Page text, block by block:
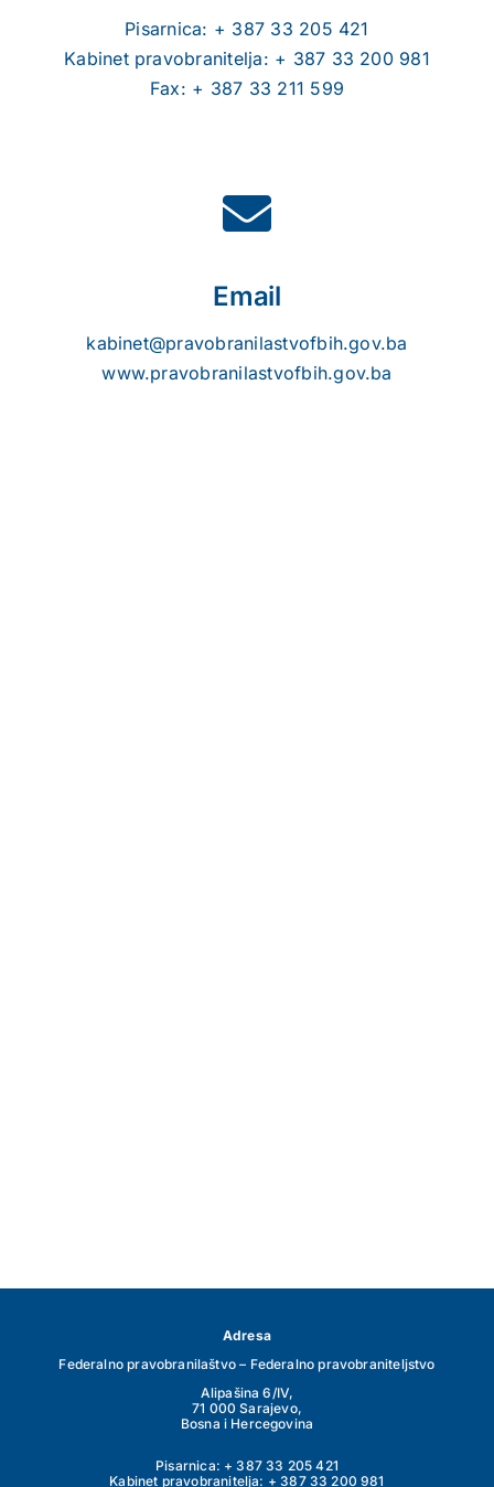
Pisarnica: + 387 33 205 421
Kabinet pravobranitelja: + 387 33 200 981
Fax: + 387 33 211 599
Email
kabinet@pravobranilastvofbih.gov.ba
www.pravobranilastvofbih.gov.ba
Adresa
Federalno pravobranilaštvo – Federalno pravobraniteljstvo
Alipašina 6/IV,
71 000 Sarajevo,
Bosna i Hercegovina
Pisarnica: + 387 33 205 421
Kabinet pravobranitelja: + 387 33 200 981